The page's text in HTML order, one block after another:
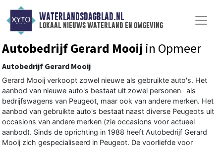
WATERLANDSDAGBLAD.NL
lokaal nieuws waterland en omgeving
Autobedrijf Gerard Mooij in Opmeer
Autobedrijf Gerard Mooij
Gerard Mooij verkoopt zowel nieuwe als gebruikte auto's. Het
aanbod van nieuwe auto's bestaat uit zowel personen- als
bedrijfswagens van Peugeot, maar ook van andere merken. Het
aanbod van gebruikte auto's bestaat naast diverse Peugeots uit
occasions van andere merken (zie occasions voor actueel
aanbod). Sinds de oprichting in 1988 heeft Autobedrijf Gerard
Mooij zich gespecialiseerd in Peugeot. De voorliefde voor